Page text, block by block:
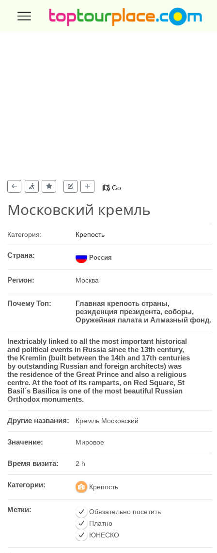
Go
Московский кремль
Категория: Крепость
Страна: Россия
Регион: Москва
Почему Топ:
Главная крепость страны,
резиденция президента, соборы,
Оружейная палата и Алмазный фонд.
Inextricably linked to all the most important historical
and political events in Russia since the 13th century,
the Kremlin (built between the 14th and 17th centuries
by outstanding Russian and foreign architects) was
the residence of the Great Prince and also a religious
centre. At the foot of its ramparts, on Red Square, St
Basil`s Basilica is one of the most beautiful Russian
Orthodox monuments.
Другие названия: Кремль Московский
Значение: Мировое
Время визита: 2 h
Категории: Крепость
Метки:
Обязательно посетить
Платно
ЮНЕСКО